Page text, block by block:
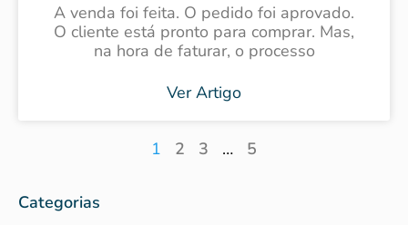
A venda foi feita. O pedido foi aprovado.
O cliente está pronto para comprar. Mas,
na hora de faturar, o processo
Ver Artigo
1 2 3 … 5
Categorias